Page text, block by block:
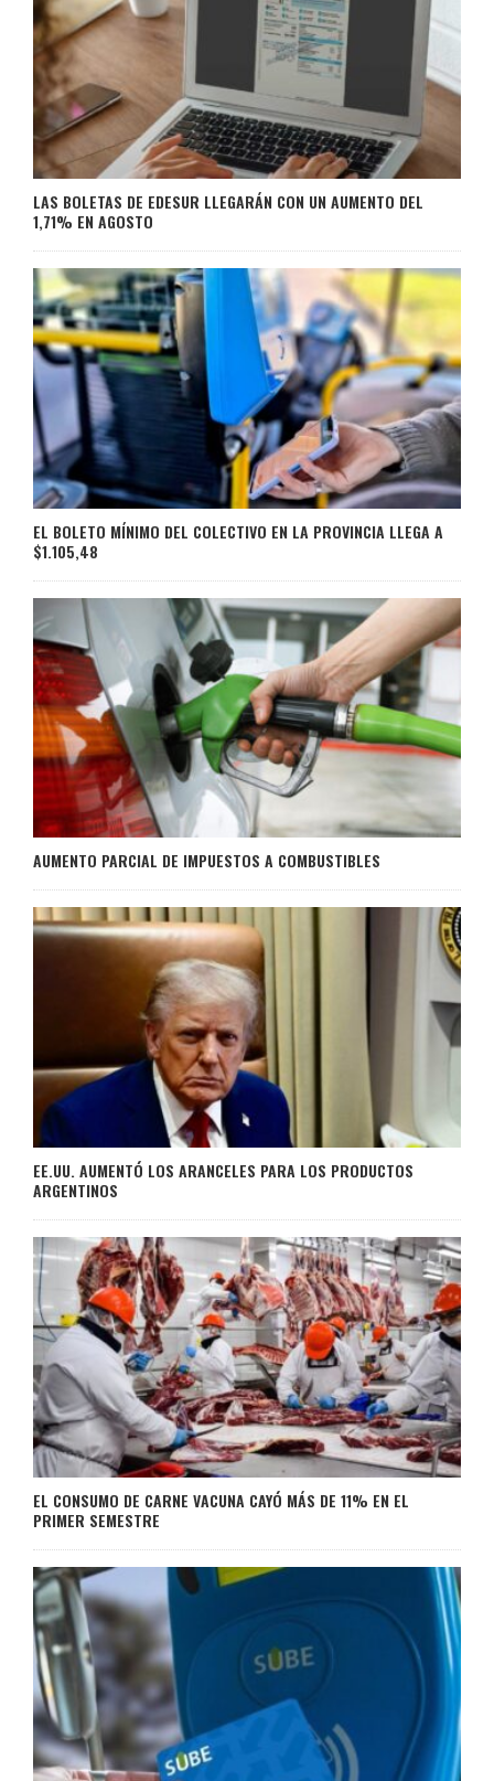
LAS BOLETAS DE EDESUR LLEGARÁN CON UN AUMENTO DEL
1,71% EN AGOSTO
EL BOLETO MÍNIMO DEL COLECTIVO EN LA PROVINCIA LLEGA A
$1.105,48
AUMENTO PARCIAL DE IMPUESTOS A COMBUSTIBLES
EE.UU. AUMENTÓ LOS ARANCELES PARA LOS PRODUCTOS
ARGENTINOS
EL CONSUMO DE CARNE VACUNA CAYÓ MÁS DE 11% EN EL
PRIMER SEMESTRE